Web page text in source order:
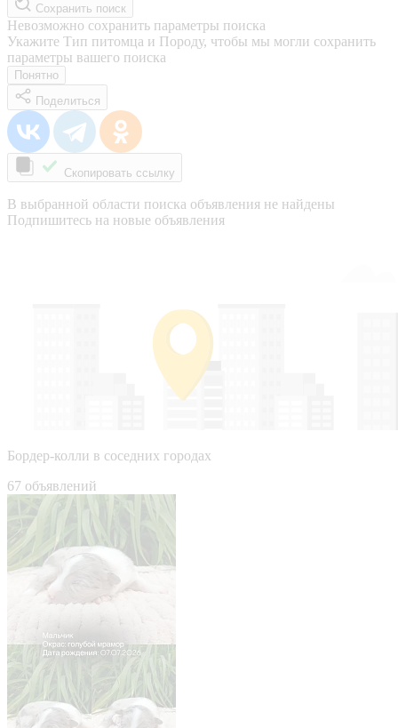
Сохранить поиск
Невозможно сохранить параметры поиска
Укажите Тип питомца и Породу, чтобы мы могли сохранить
параметры вашего поиска
Понятно
Поделиться
Скопировать ссылку
В выбранной области поиска объявления не найдены
Подпишитесь на новые объявления
Бордер-колли в соседних городах
67 объявлений